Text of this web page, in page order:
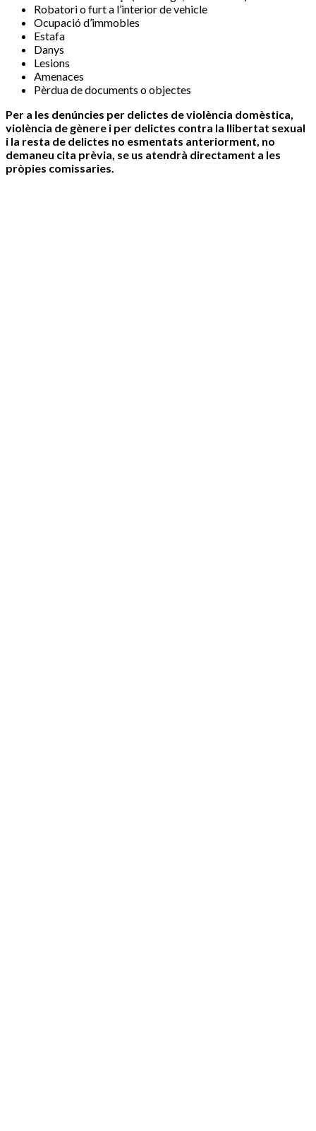
Robatori o furt a l’interior de vehicle
Ocupació d’immobles
Estafa
Danys
Lesions
Amenaces
Pèrdua de documents o objectes
Per a les denúncies per delictes de violència domèstica,
violència de gènere i per delictes contra la llibertat sexual
i la resta de delictes no esmentats anteriorment, no
demaneu cita prèvia, se us atendrà directament a les
pròpies comissaries.